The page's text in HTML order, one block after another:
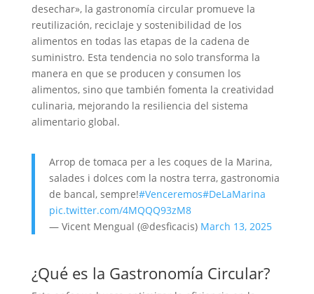
desechar», la gastronomía circular promueve la
reutilización, reciclaje y sostenibilidad de los
alimentos en todas las etapas de la cadena de
suministro. Esta tendencia no solo transforma la
manera en que se producen y consumen los
alimentos, sino que también fomenta la creatividad
culinaria, mejorando la resiliencia del sistema
alimentario global.
Arrop de tomaca per a les coques de la Marina,
salades i dolces com la nostra terra, gastronomia
de bancal, sempre!#Venceremos#DeLaMarina
pic.twitter.com/4MQQQ93zM8
— Vicent Mengual (@desficacis) March 13, 2025
¿Qué es la Gastronomía Circular?